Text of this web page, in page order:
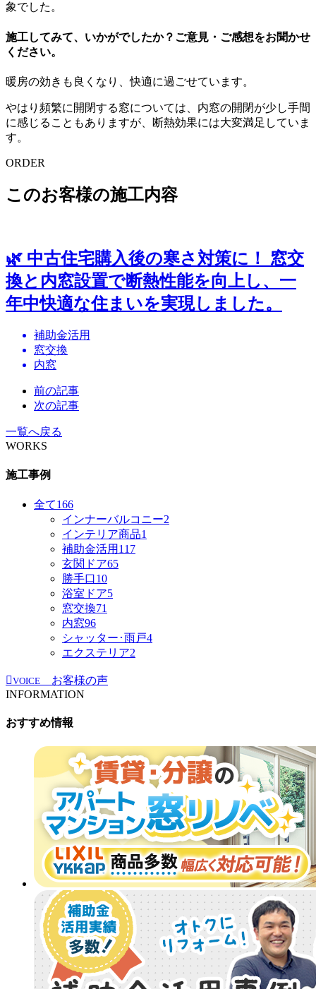
象でした。
施工してみて、いかがでしたか？ご意見・ご感想をお聞かせ
ください。
暖房の効きも良くなり、快適に過ごせています。
やはり頻繁に開閉する窓については、内窓の開閉が少し手間
に感じることもありますが、断熱効果には大変満足していま
す。
ORDER
このお客様の施工内容
🌿 中古住宅購入後の寒さ対策に！ 窓交
換と内窓設置で断熱性能を向上し、一
年中快適な住まいを実現しました。
補助金活用
窓交換
内窓
前の記事
次の記事
一覧へ戻る
WORKS
施工事例
全て166
インナーバルコニー2
インテリア商品1
補助金活用 117
玄関ドア65
勝手口10
浴室ドア5
窓交換71
内窓96
シャッター･雨戸4
エクステリア2
VOICE
お客様の声
INFORMATION
おすすめ情報